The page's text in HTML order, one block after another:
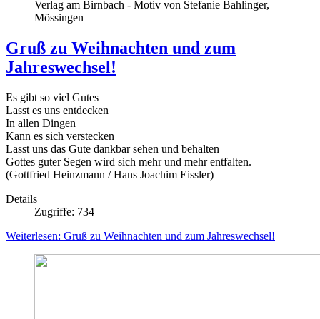
Verlag am Birnbach - Motiv von Stefanie Bahlinger,
Mössingen
Gruß zu Weihnachten und zum
Jahreswechsel!
Es gibt so viel Gutes
Lasst es uns entdecken
In allen Dingen
Kann es sich verstecken
Lasst uns das Gute dankbar sehen und behalten
Gottes guter Segen wird sich mehr und mehr entfalten.
(Gottfried Heinzmann / Hans Joachim Eissler)
Details
Zugriffe: 734
Weiterlesen: Gruß zu Weihnachten und zum Jahreswechsel!